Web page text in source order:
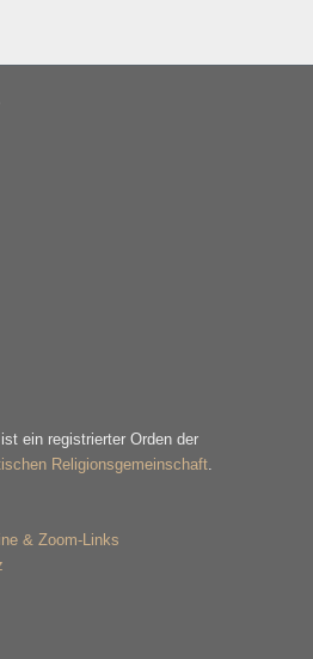
ein registrierter Orden der
Religionsgemeinschaft.
& Zoom-Links